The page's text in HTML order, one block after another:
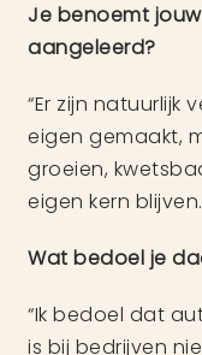
Je benoemt
aangeleerd?
“Er zijn
eigen gemaakt,
groeien,
eigen kern
Wat bedoel je
“Ik bedoel dat
is bij bedrijven